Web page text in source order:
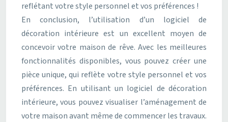
reflétant votre style personnel et vos préférences !
En conclusion, l’utilisation d’un logiciel de
décoration intérieure est un excellent moyen de
concevoir votre maison de rêve. Avec les meilleures
fonctionnalités disponibles, vous pouvez créer une
pièce unique, qui reflète votre style personnel et vos
préférences. En utilisant un logiciel de décoration
intérieure, vous pouvez visualiser l’aménagement de
votre maison avant même de commencer les travaux.